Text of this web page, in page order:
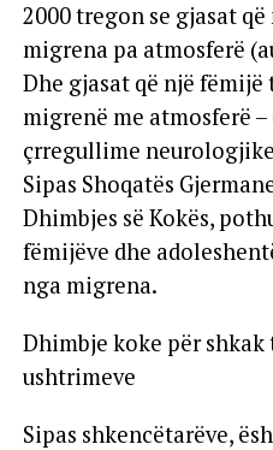
2000 tregon se gjasat
migrena pa atmosferë
Dhe gjasat që një
migrenë me atmosferë
çrregullime
Sipas Shoqatës
Dhimbjes së Kokës,
fëmijëve dhe
nga migrena.
Dhimbje koke për shkak
ushtrimeve
Sipas shkencëtarëve,